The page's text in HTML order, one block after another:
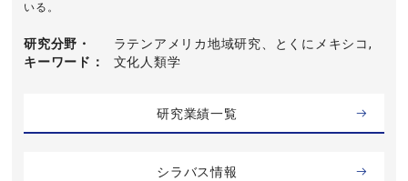
いる。
研究分野・
キーワード
ラテンアメリカ地域研究、とくにメキシコ,
文化人類学
研究業績一覧
シラバス情報